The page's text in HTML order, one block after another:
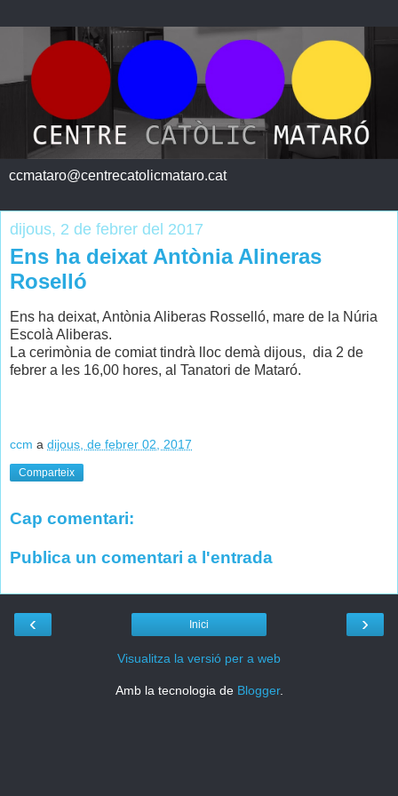
ccmataro@centrecatolicmataro.cat
dijous, 2 de febrer del 2017
Ens ha deixat Antònia Alineras
Roselló
Ens ha deixat, Antònia Aliberas Rosselló, mare de la Núria
Escolà Aliberas.
La cerimònia de comiat tindrà lloc demà dijous, dia 2 de
febrer a les 16,00 hores, al Tanatori de Mataró.
ccm a dijous, de febrer 02, 2017
Comparteix
Cap comentari:
Publica un comentari a l'entrada
‹ ›
Inici
Visualitza la versió per a web
Amb la tecnologia de Blogger.